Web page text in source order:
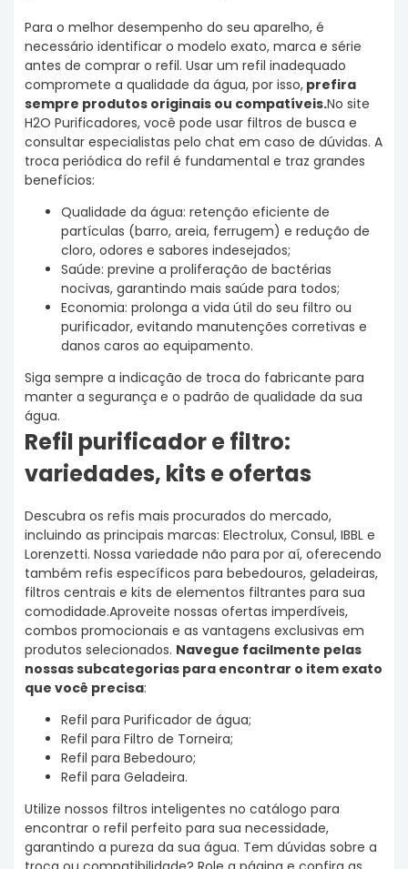
Para o melhor desempenho do seu aparelho, é
necessário identificar o modelo exato, marca e série
antes de comprar o refil. Usar um refil inadequado
compromete a qualidade da água, por isso, prefira
sempre produtos originais ou compatíveis.No site
H2O Purificadores, você pode usar filtros de busca e
consultar especialistas pelo chat em caso de dúvidas. A
troca periódica do refil é fundamental e traz grandes
benefícios:
Qualidade da água: retenção eficiente de
partículas (barro, areia, ferrugem) e redução de
cloro, odores e sabores indesejados;
Saúde: previne a proliferação de bactérias
nocivas, garantindo mais saúde para todos;
Economia: prolonga a vida útil do seu filtro ou
purificador, evitando manutenções corretivas e
danos caros ao equipamento.
Siga sempre a indicação de troca do fabricante para
manter a segurança e o padrão de qualidade da sua
água.
Refil purificador e filtro:
variedades, kits e ofertas
Descubra os refis mais procurados do mercado,
incluindo as principais marcas: Electrolux, Consul, IBBL e
Lorenzetti. Nossa variedade não para por aí, oferecendo
também refis específicos para bebedouros, geladeiras,
filtros centrais e kits de elementos filtrantes para sua
comodidade.Aproveite nossas ofertas imperdíveis,
combos promocionais e as vantagens exclusivas em
produtos selecionados. Navegue facilmente pelas
nossas subcategorias para encontrar o item exato
que você precisa:
Refil para Purificador de água;
Refil para Filtro de Torneira;
Refil para Bebedouro;
Refil para Geladeira.
Utilize nossos filtros inteligentes no catálogo para
encontrar o refil perfeito para sua necessidade,
garantindo a pureza da sua água. Tem dúvidas sobre a